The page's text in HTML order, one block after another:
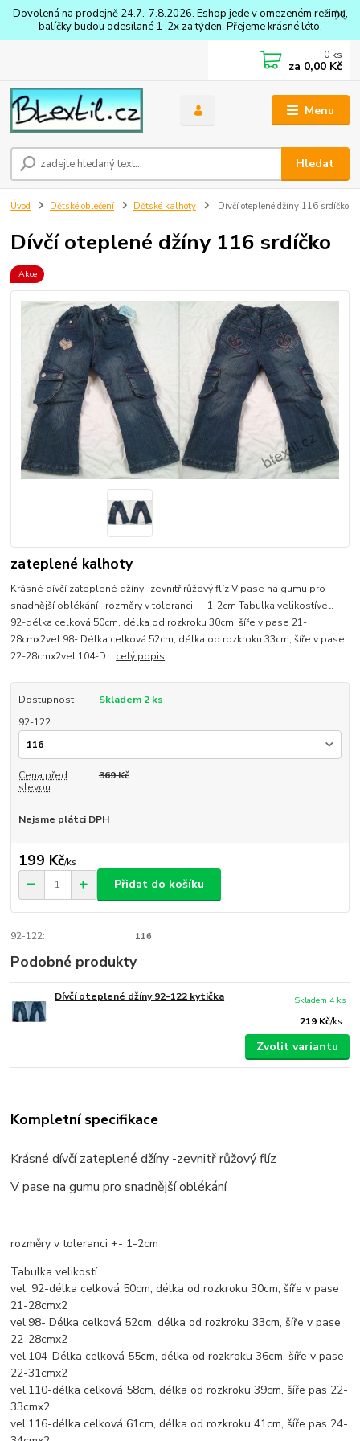
Dovolená na prodejně 24.7.-7.8.2026. Eshop jede v omezeném režimu,
balíčky budou odesílané 1-2x za týden. Přejeme krásné léto.
Menu
Hledat
0 ks
za 0,00 Kč
Úvod Dětské oblečení Dětské kalhoty Dívčí oteplené džíny 116 srdíčko
Dívčí oteplené džíny 116 srdíčko
Akce
zateplené kalhoty
Krásné dívčí zateplené džíny -zevnitř růžový flíz V pase na gumu pro
snadnější oblékání rozměry v toleranci +- 1-2cm Tabulka velikostível.
92-délka celková 50cm, délka od rozkroku 30cm, šíře v pase 21-
28cmx2vel.98- Délka celková 52cm, délka od rozkroku 33cm, šíře v pase
22-28cmx2vel.104-D... celý popis
Dostupnost
Skladem 2 ks
92-122
Cena před
slevou
369 Kč
Nejsme plátci DPH
199 Kč/ks
Přidat do košíku
92-122: 116
Podobné produkty
Dívčí oteplené džíny 92-122 kytička
219 Kč/ks
Skladem 4 ks
Zvolit variantu
Kompletní specifikace
Krásné dívčí zateplené džíny -zevnitř růžový flíz
V pase na gumu pro snadnější oblékání
rozměry v toleranci +- 1-2cm
Tabulka velikostí
vel. 92-délka celková 50cm, délka od rozkroku 30cm, šíře v pase
21-28cmx2
vel.98- Délka celková 52cm, délka od rozkroku 33cm, šíře v pase
22-28cmx2
vel.104-Délka celková 55cm, délka od rozkroku 36cm, šíře v pase
22-31cmx2
vel.110-délka celková 58cm, délka od rozkroku 39cm, šíře pas 22-
33cmx2
vel.116-délka celková 61cm, délka od rozkroku 41cm, šíře pas 24-